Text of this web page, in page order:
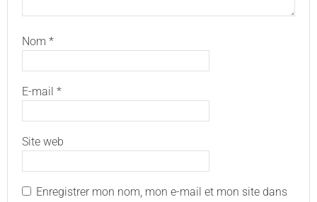
Nom *
E-mail *
Site web
Enregistrer mon nom, mon e-mail et mon site dans